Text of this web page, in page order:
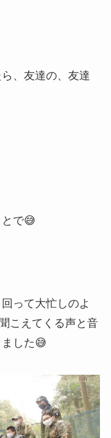
、友達の、友達
で😅
って大忙しのよ
こえてくる声と音
した😅